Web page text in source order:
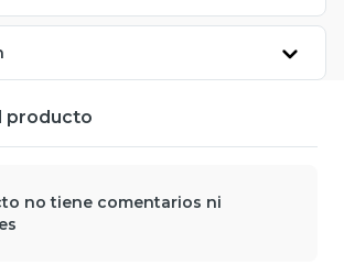
producto
no tiene comentarios ni